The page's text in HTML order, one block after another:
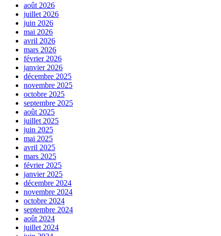
août 2026
juillet 2026
juin 2026
mai 2026
avril 2026
mars 2026
février 2026
janvier 2026
décembre 2025
novembre 2025
octobre 2025
septembre 2025
août 2025
juillet 2025
juin 2025
mai 2025
avril 2025
mars 2025
février 2025
janvier 2025
décembre 2024
novembre 2024
octobre 2024
septembre 2024
août 2024
juillet 2024